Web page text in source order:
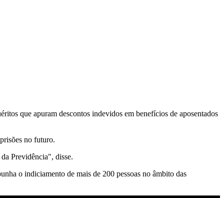
que apuram descontos indevidos em benefícios de aposentados
no futuro.
Previdência", disse.
o indiciamento de mais de 200 pessoas no âmbito das